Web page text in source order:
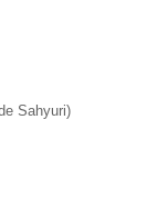
Sahyuri)